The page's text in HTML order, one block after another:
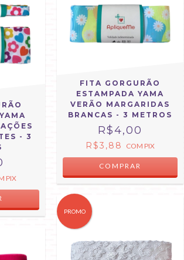
- 3
PIX
FITA GORGURÃO
ESTAMPADA YAMA
VERÃO MARGARIDAS
BRANCAS - 3 METROS
R$4,00
R$3,88 COM PIX
COMPRAR
PROMO